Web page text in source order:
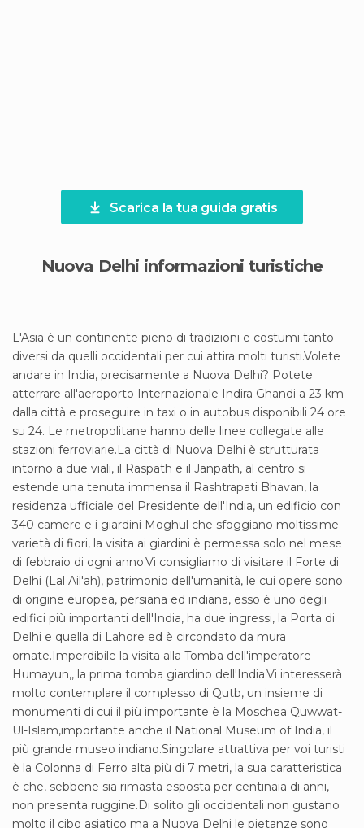
Scarica la tua guida gratis
Nuova Delhi informazioni turistiche
L'Asia è un continente pieno di tradizioni e costumi tanto
diversi da quelli occidentali per cui attira molti turisti.Volete
andare in India, precisamente a Nuova Delhi? Potete
atterrare all'aeroporto Internazionale Indira Ghandi a 23 km
dalla città e proseguire in taxi o in autobus disponibili 24 ore
su 24. Le metropolitane hanno delle linee collegate alle
stazioni ferroviarie.La città di Nuova Delhi è strutturata
intorno a due viali, il Raspath e il Janpath, al centro si
estende una tenuta immensa il Rashtrapati Bhavan, la
residenza ufficiale del Presidente dell'India, un edificio con
340 camere e i giardini Moghul che sfoggiano moltissime
varietà di fiori, la visita ai giardini è permessa solo nel mese
di febbraio di ogni anno.Vi consigliamo di visitare il Forte di
Delhi (Lal Ail'ah), patrimonio dell'umanità, le cui opere sono
di origine europea, persiana ed indiana, esso è uno degli
edifici più importanti dell'India, ha due ingressi, la Porta di
Delhi e quella di Lahore ed è circondato da mura
ornate.Imperdibile la visita alla Tomba dell'imperatore
Humayun,, la prima tomba giardino dell'India.Vi interesserà
molto contemplare il complesso di Qutb, un insieme di
monumenti di cui il più importante è la Moschea Quwwat-
Ul-Islam,importante anche il National Museum of India, il
più grande museo indiano.Singolare attrattiva per voi turisti
è la Colonna di Ferro alta più di 7 metri, la sua caratteristica
è che, sebbene sia rimasta esposta per centinaia di anni,
non presenta ruggine.Di solito gli occidentali non gustano
molto il cibo asiatico ma a Nuova Delhi le pietanze sono